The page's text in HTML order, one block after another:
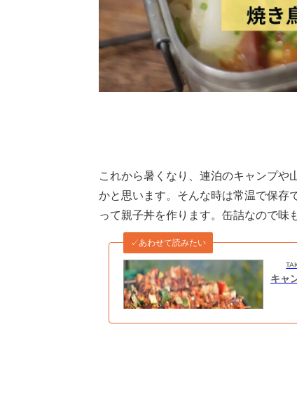
これから暑くなり、連泊のキャンプや
かと思います。そんな時は常温で保存
って親子丼を作ります。缶詰なので味
✓あわせて読みたい
キャ